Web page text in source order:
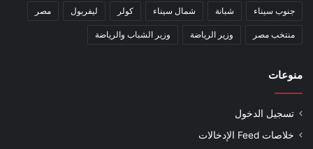
جنوب سيناء شبانة شمال سيناء كولر ليفربول مصر
منتخب مصر وزير الرياضة وزير الشباب والرياضة
منوعات
تسجيل الدخول
خلاصات Feed الإدخالات